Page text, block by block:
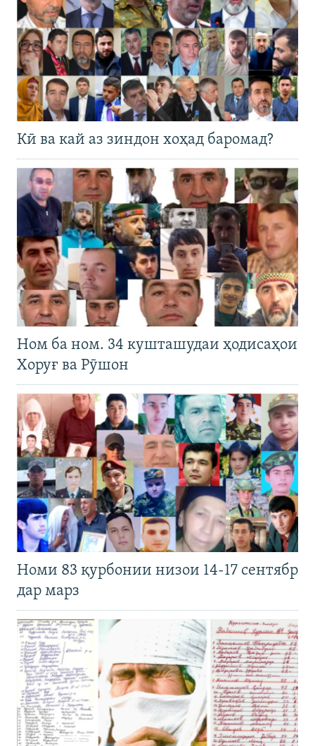
Кӣ ва кай аз зиндон хоҳад баромад?
Ном ба ном. 34 кушташудаи ҳодисаҳои
Хоруғ ва Рӯшон
Номи 83 қурбонии низои 14-17 сентябр
дар марз